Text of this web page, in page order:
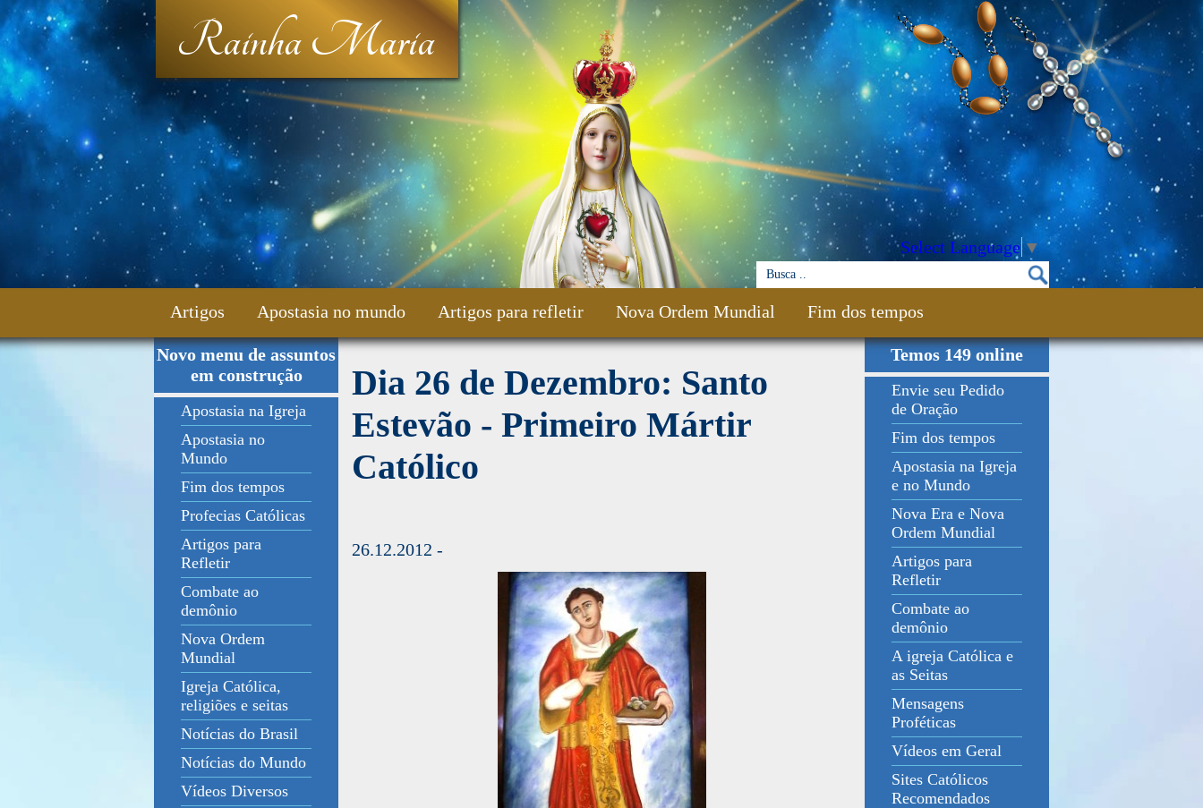
Rainha Maria
Select Language ▼
Artigos Apostasia no mundo Artigos para refletir Nova Ordem Mundial Fim dos tempos
Fale Conosco
Novo menu de assuntos
em construção
Apostasia na Igreja
Apostasia no
Mundo
Fim dos tempos
Profecias Católicas
Artigos para
Refletir
Combate ao
demônio
Nova Ordem
Mundial
Igreja Católica,
religiões e seitas
Notícias do Brasil
Notícias do Mundo
Vídeos Diversos
Dia 26 de Dezembro: Santo
Estevão - Primeiro Mártir
Católico
26.12.2012 -
Temos 149 online
Envie seu Pedido
de Oração
Fim dos tempos
Apostasia na Igreja
e no Mundo
Nova Era e Nova
Ordem Mundial
Artigos para
Refletir
Combate ao
demônio
A igreja Católica e
as Seitas
Mensagens
Proféticas
Vídeos em Geral
Sites Católicos
Recomendados